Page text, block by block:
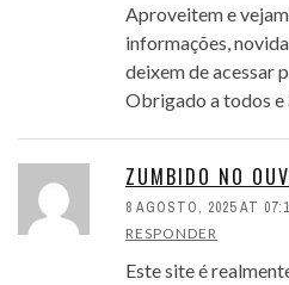
Aproveitem e
informações,
deixem de acessar
Obrigado a todos e
ZUMBIDO NO
8 AGOSTO, 2025 AT
RESPONDER
Este site é